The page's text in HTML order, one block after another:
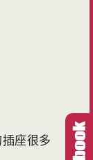
座很多